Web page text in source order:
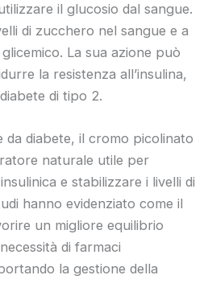
il glucosio dal sangue.
di zucchero nel sangue e a
La sua azione può
la resistenza all’insulina,
di tipo 2.
da diabete, il cromo picolinato
naturale utile per
e stabilizzare i livelli di
hanno evidenziato come il
un migliore equilibrio
di farmaci
la gestione della